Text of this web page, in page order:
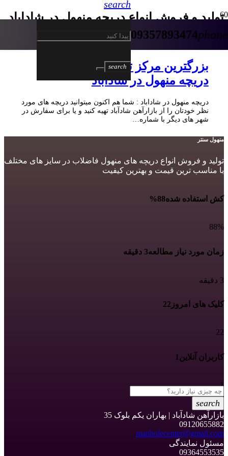
09357893474phone
search
search
تولید و فروش انواع دریچه منهول در شاداباد
بزرگترین مرکز تولید و فروش انواع
دریچه منهول در شاداباد
دریچه منهول در شاداباد : شما هم اکنون میتوانید دریچه های مورد
نظر خودتان را از بازارآهن شادآباد تهیه کنید و یا برای سفارش در
شهر های دیگر با شماره…
منهول سنتر
تولید و فروش انواع دریچه های منهول فاضلاب در سایز های مختلف
با مناسب ترین قیمت و بهترین کیفیت
کش استفاده شده88%
88%
زمان مورد نیاز مطالعه3 دقیقه
3 دقیقه
کلیک های امروز 22
22
کاربران آنلاین 1
1
search
بازارآهن شادآباد | بهاران یکم بلوک 35
09120655882
manholecenter@gmail.com
مسئول نمایندگی
09364553535